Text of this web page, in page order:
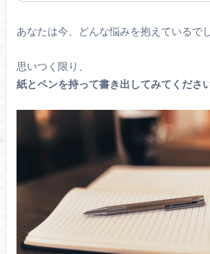
あなたは今、どんな悩みを抱えているで
思いつく限り、
紙とペンを持って書き出してみてください